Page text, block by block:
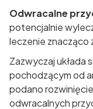
Odwracalne
potencjalnie
leczenie znacząco
Zazwyczaj układa
pochodzącym od
podano
odwracalnych